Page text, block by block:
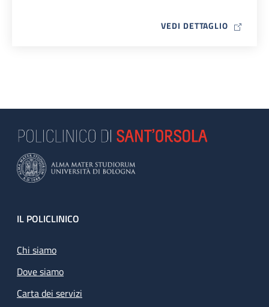
VEDI DETTAGLIO MAP ICON
Footer
IL POLICLINICO
Chi siamo
Dove siamo
Carta dei servizi